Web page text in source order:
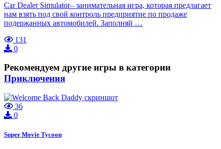
Car Dealer Simulator– занимательная игра, которая предлагает
нам взять под свой контроль предприятие по продаже
подержанных автомобилей. Заполняй …
131
0
Рекомендуем другие игры в категории
Приключения
36
0
Super Movie Tycoon